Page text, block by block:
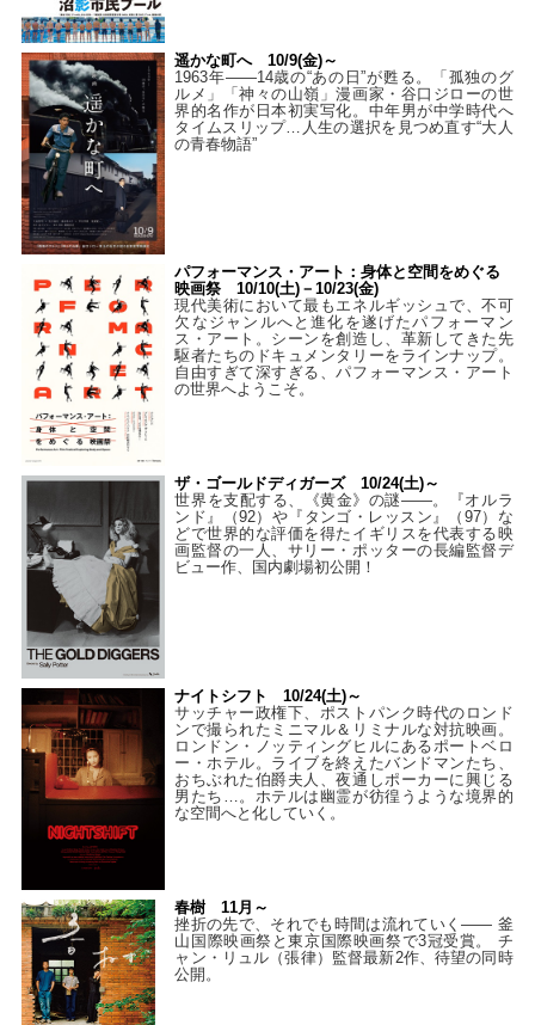
遥かな町へ 10/9(金)～
1963年――14歳の“あの日”が甦る。「孤独のグ
ルメ」「神々の山嶺」漫画家・谷口ジローの世
界的名作が日本初実写化。中年男が中学時代へ
タイムスリップ…人生の選択を見つめ直す“大人
の青春物語”
パフォーマンス・アート：身体と空間をめぐる
映画祭 10/10(土)－10/23(金)
現代美術において最もエネルギッシュで、不可
欠なジャンルへと進化を遂げたパフォーマン
ス・アート。シーンを創造し、革新してきた先
駆者たちのドキュメンタリーをラインナップ。
自由すぎて深すぎる、パフォーマンス・アート
の世界へようこそ。
ザ・ゴールドディガーズ 10/24(土)～
世界を支配する、《黄金》の謎――。『オルラ
ンド』（92）や『タンゴ・レッスン』（97）な
どで世界的な評価を得たイギリスを代表する映
画監督の一人、サリー・ポッターの長編監督デ
ビュー作、国内劇場初公開！
ナイトシフト 10/24(土)～
サッチャー政権下、ポストパンク時代のロンド
ンで撮られたミニマル＆リミナルな対抗映画。
ロンドン・ノッティングヒルにあるポートベロ
ー・ホテル。ライブを終えたバンドマンたち、
おちぶれた伯爵夫人、夜通しポーカーに興じる
男たち…。ホテルは幽霊が彷徨うような境界的
な空間へと化していく。
春樹 11月～
挫折の先で、それでも時間は流れていく—— 釜
山国際映画祭と東京国際映画祭で3冠受賞。 チ
ャン・リュル（張律）監督最新2作、待望の同時
公開。